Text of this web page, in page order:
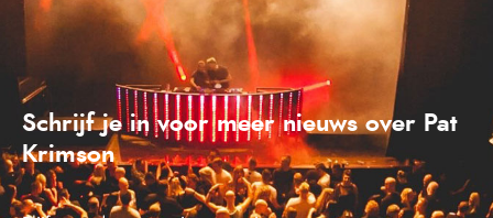
Schrijf je in voor meer nieuws over Pat
Krimson